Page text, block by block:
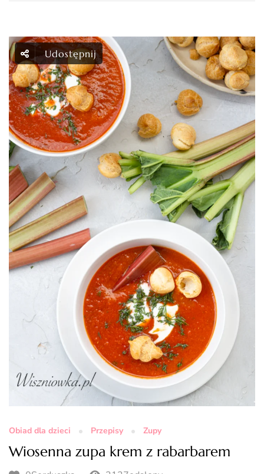
Udostępnij
Obiad dla dzieci Przepisy Zupy
Wiosenna zupa krem z rabarbarem